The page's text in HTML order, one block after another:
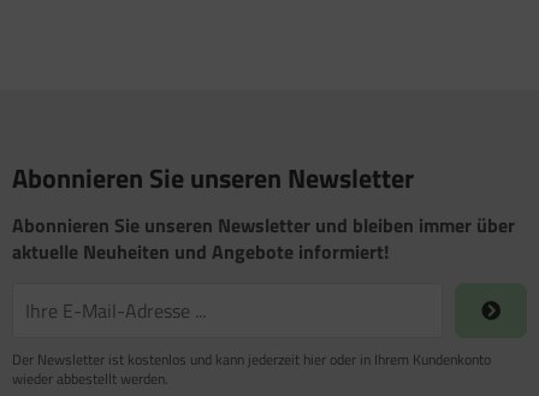
Abonnieren Sie unseren Newsletter
Abonnieren Sie unseren Newsletter und bleiben immer über
aktuelle Neuheiten und Angebote informiert!
Der Newsletter ist kostenlos und kann jederzeit hier oder in Ihrem Kundenkonto
wieder abbestellt werden.